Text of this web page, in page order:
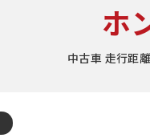
ホ
中古車 走行距